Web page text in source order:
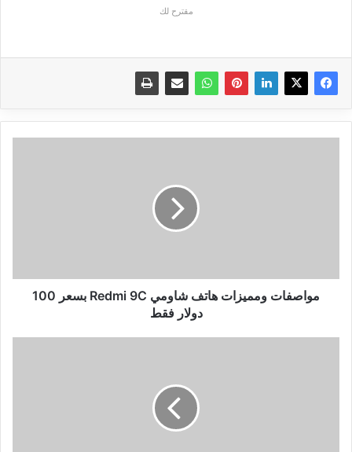
مقترح لك
دولار
مواصفات ومميزات هاتف شاومي Redmi 9C بسعر 100
دولار فقط